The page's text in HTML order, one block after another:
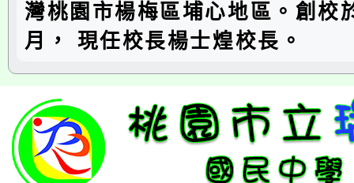
灣桃園市楊梅區埔心地區。創校
月， 現任校長楊士煌校長。